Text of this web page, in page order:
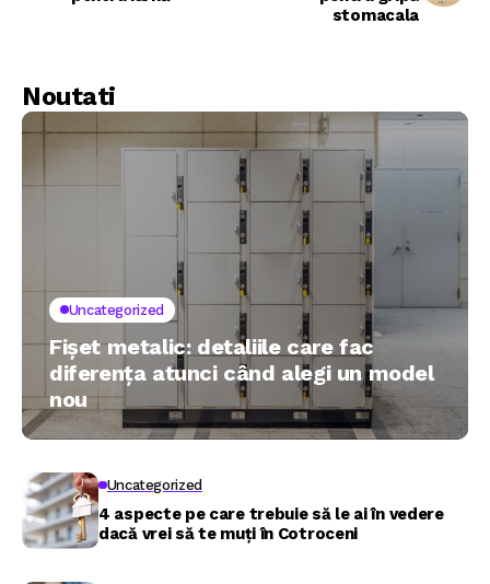
stomacala
Noutati
Uncategorized
Fișet metalic: detaliile care fac
diferența atunci când alegi un model
nou
Uncategorized
4 aspecte pe care trebuie să le ai în vedere
dacă vrei să te muți în Cotroceni